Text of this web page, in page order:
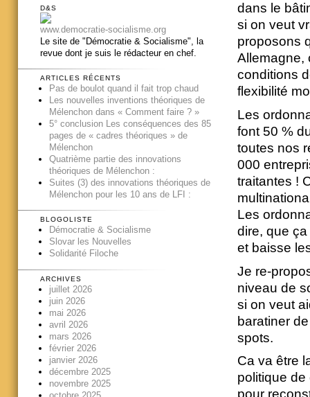
dans le
si on veut
proposons
Allemagne,
conditions
flexibilité
Les
font 50 %
toutes nos
000
traitantes !
Les
dire, que
et baisse
Je re-
niveau de
si on veut
baratiner
spots.
Ca va être
politique
pour
D&S
www.democratie-socialisme.org
Le site de "Démocratie & Socialisme", la
revue dont je suis le rédacteur en chef.
ARTICLES RÉCENTS
Pas de boulot quand il fait trop chaud
Les nouvelles inventions théoriques de
Mélenchon dans « Comment faire ? »
5° conclusion Les conséquences des 85
pages de « cadres théoriques » de
Mélenchon
Quatrième partie des innovations
théoriques de Mélenchon :
Suites (3) des innovations théoriques de
Mélenchon pour les 10 ans de LFI :
BLOGOLISTE
Démocratie & Socialisme
Slovar les Nouvelles
Solidarité Filoche
ARCHIVES
juillet 2026
juin 2026
mai 2026
avril 2026
mars 2026
février 2026
janvier 2026
décembre 2025
novembre 2025